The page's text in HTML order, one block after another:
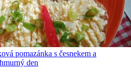
pomazánka s česnekem a
den